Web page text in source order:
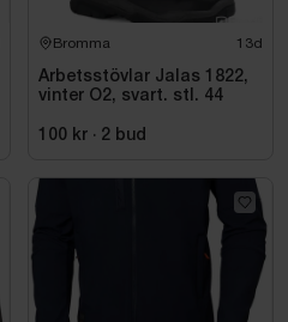
Bromma 13d
Arbetsstövlar Jalas 1822,
vinter O2, svart. stl. 44
100 kr · 2 bud